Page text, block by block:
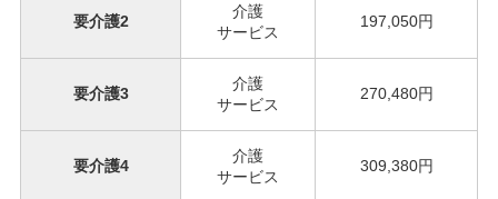
要介護2
介護
サービス
197,050円
要介護3
介護
サービス
270,480円
要介護4
介護
サービス
309,380円